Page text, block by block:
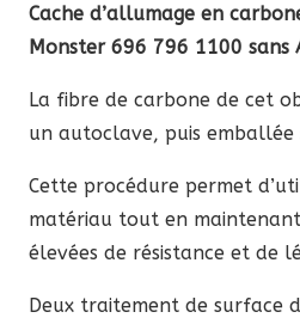
Cache d’allumage en
Monster 696 796 1100 sans
La fibre de carbone de cet
un autoclave, puis emballée
Cette procédure permet
matériau tout en
élevées de résistance et de
Deux traitement de surface